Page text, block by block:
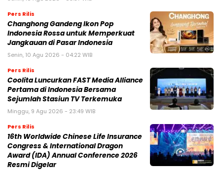
Pers Rilis
Changhong Gandeng Ikon Pop
Indonesia Rossa untuk Memperkuat
Jangkauan di Pasar Indonesia
Senin, 10 Agu 2026 - 04:22 WIB
Pers Rilis
Coolita Luncurkan FAST Media Alliance
Pertama di Indonesia Bersama
Sejumlah Stasiun TV Terkemuka
Minggu, 9 Agu 2026 - 23:49 WIB
Pers Rilis
16th Worldwide Chinese Life Insurance
Congress & International Dragon
Award (IDA) Annual Conference 2026
Resmi Digelar